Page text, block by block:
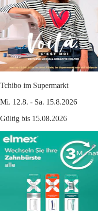
Tchibo im Supermarkt
Mi. 12.8. - Sa. 15.8.2026
Gültig bis 15.08.2026